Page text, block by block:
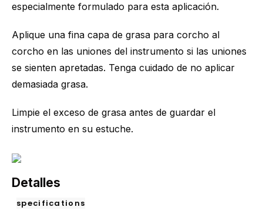
especialmente formulado para esta aplicación.
Aplique una fina capa de grasa para corcho al
corcho en las uniones del instrumento si las uniones
se sienten apretadas. Tenga cuidado de no aplicar
demasiada grasa.
Limpie el exceso de grasa antes de guardar el
instrumento en su estuche.
Detalles
specifications